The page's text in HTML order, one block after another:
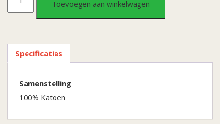
schortje
katoen
aantal
Toevoegen aan winkelwagen
Specificaties
Samenstelling
100% Katoen